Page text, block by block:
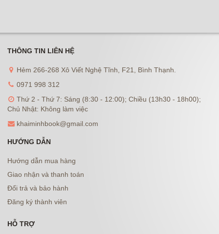
THÔNG TIN LIÊN HỆ
Hẻm 266-268 Xô Viết Nghệ Tĩnh, F21, Bình Thạnh.
0971 998 312
Thứ 2 - Thứ 7: Sáng (8:30 - 12:00); Chiều (13h30 - 18h00);
Chủ Nhật: Không làm việc
khaiminhbook@gmail.com
HƯỚNG DẪN
Hướng dẫn mua hàng
Giao nhận và thanh toán
Đổi trả và bảo hành
Đăng ký thành viên
HỖ TRỢ